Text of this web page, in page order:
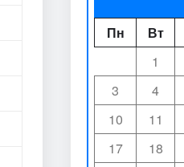
Пн
Вт
1
3
4
10
11
17
18